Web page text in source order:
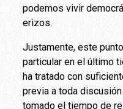
podemos vivir
erizos.
Justamente, este
particular en el último
ha tratado con
previa a toda
tomado el tiempo de